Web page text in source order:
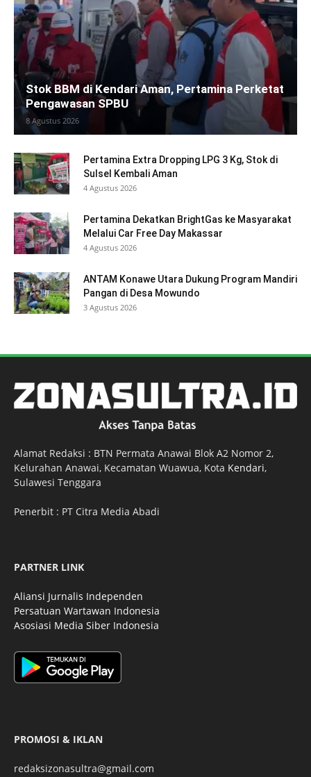
Stok BBM di Kendari Aman, Pertamina Perketat
Pengawasan SPBU
8 Agustus 2026
Pertamina Extra Dropping LPG 3 Kg, Stok di
Sulsel Kembali Aman
4 Agustus 2026
Pertamina Dekatkan BrightGas ke Masyarakat
Melalui Car Free Day Makassar
4 Agustus 2026
ANTAM Konawe Utara Dukung Program Mandiri
Pangan di Desa Mowundo
3 Agustus 2026
Alamat Redaksi : BTN Permata Anawai Blok A2 Nomor 2,
Kelurahan Anawai, Kecamatan Wuawua, Kota Kendari,
Sulawesi Tenggara
Penerbit : PT Citra Media Abadi
PARTNER LINK
Aliansi Jurnalis Independen
Persatuan Wartawan Indonesia
Asosiasi Media Siber Indonesia
PROMOSI & IKLAN
redaksizonasultra@gmail.com